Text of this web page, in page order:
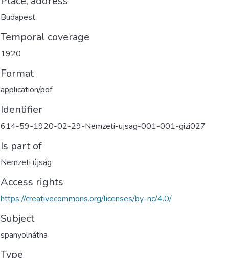
Budapest
Temporal coverage
1920
Format
application/pdf
Identifier
614-59-1920-02-29-Nemzeti-ujsag-001-001-gizi027
Is part of
Nemzeti újság
Access rights
https://creativecommons.org/licenses/by-nc/4.0/
Subject
spanyolnátha
Type